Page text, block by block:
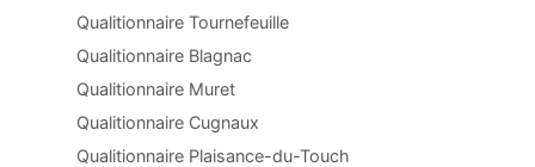
Qualitionnaire Tournefeuille
Qualitionnaire Blagnac
Qualitionnaire Muret
Qualitionnaire Cugnaux
Qualitionnaire Plaisance-du-Touch